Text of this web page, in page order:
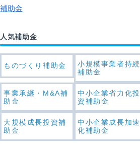
補助金
人気補助金
ものづくり補助金
小規模事業者持続
補助金
事業承継・M&A補
助金
中小企業省力化投
資補助金
大規模成長投資補
助金
中小企業成長加速
化補助金